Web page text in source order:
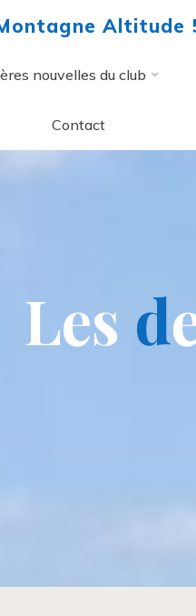
Altitude
nouvelles du club
Contact
Les d